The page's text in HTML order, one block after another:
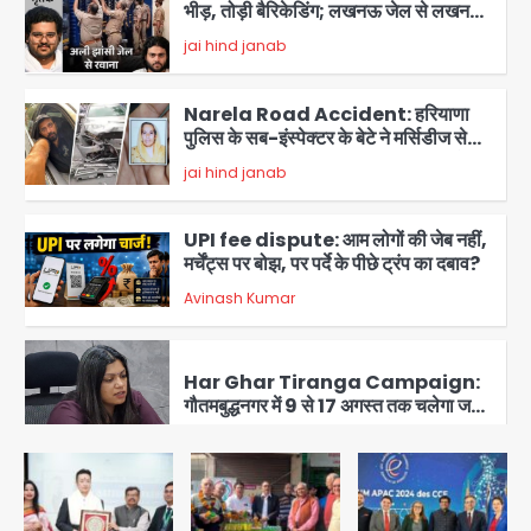
2
भीड़, तोड़ी बैरिकेडिंग; लखनऊ जेल से लखनऊ
पहुंचा उमर
jai hind janab
3
Narela Road Accident: हरियाणा
पुलिस के सब-इंस्पेक्टर के बेटे ने मर्सिडीज से
मारी टक्कर, 70 वर्षीय राहगीर महिला की मौत
jai hind janab
4
UPI fee dispute: आम लोगों की जेब नहीं,
मर्चेंट्स पर बोझ, पर पर्दे के पीछे ट्रंप का दबाव?
Avinash Kumar
5
Har Ghar Tiranga Campaign:
गौतमबुद्धनगर में 9 से 17 अगस्त तक चलेगा जन-
बैठक